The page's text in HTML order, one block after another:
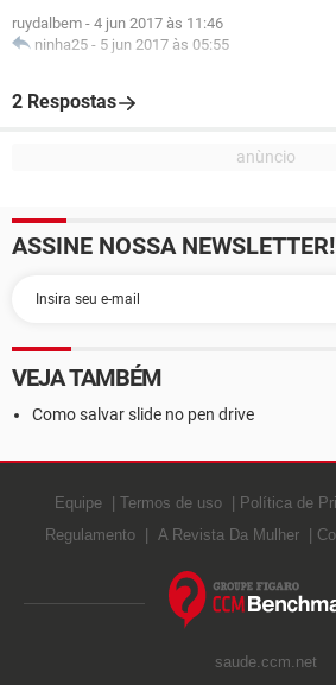
ruydalbem - 4 jun 2017 às 11:46
ninha25 - 5 jun 2017 às 05:55
2 Respostas
ASSINE NOSSA NEWSLETTER!
VEJA TAMBÉM
Como salvar slide no pen drive
Equipe Termos de uso Política de
Regulamento
A Revista Da Mulher
saude.ccm.net